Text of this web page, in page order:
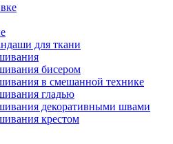
для ткани
бисером
в смешанной технике
гладью
декоративными швами
крестом